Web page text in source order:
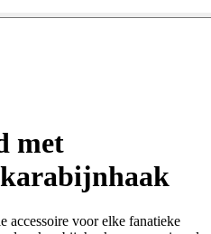
met
karabijnhaak
accessoire voor elke fanatieke